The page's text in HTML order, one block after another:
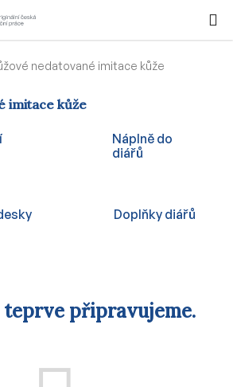
KOŠÍK
nedatované imitace kůže
imitace kůže
Náplně do
diářů
Doplňky diářů
připravujeme.